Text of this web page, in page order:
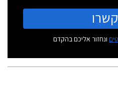
ונחזור אליכם בהקדם